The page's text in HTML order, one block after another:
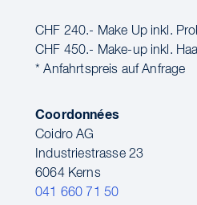
CHF 240.- Make Up inkl.
CHF 450.- Make-up inkl.
* Anfahrtspreis auf Anfrage
Coordonnées
Coidro AG
Industriestrasse 23
6064 Kerns
041 660 71 50